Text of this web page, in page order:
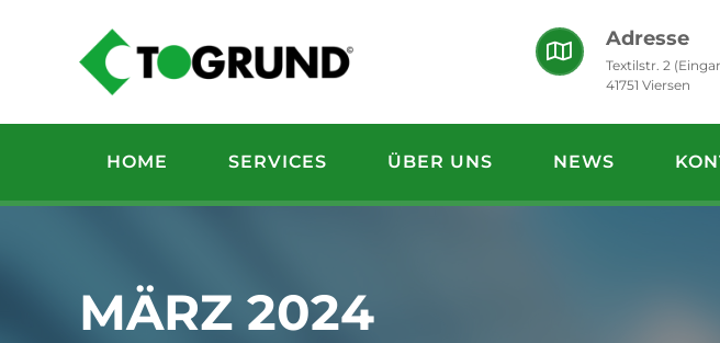
Adresse
Textilstr. 2
41751 Viersen
HOME SERVICES ÜBER UNS NEWS
MÄRZ 2024